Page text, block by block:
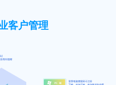
客户管理